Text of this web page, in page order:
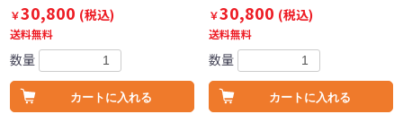
￥30,800 (税込)
送料無料
数量
カートに入れる
￥30,800 (税込)
送料無料
数量
カートに入れる